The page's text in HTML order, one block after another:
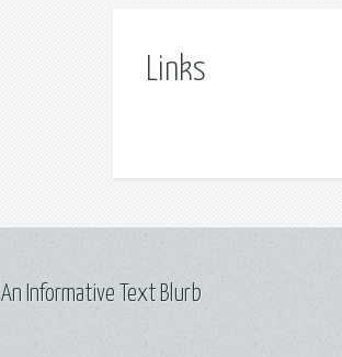
Links
An Informative Text Blurb